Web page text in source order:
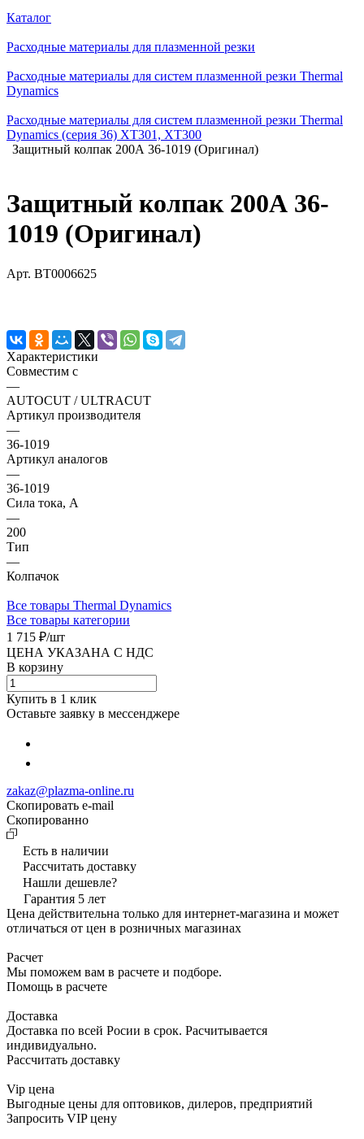
Каталог
Расходные материалы для плазменной резки
Расходные материалы для систем плазменной резки Thermal
Dynamics
Расходные материалы для систем плазменной резки Thermal
Dynamics (серия 36) XT301, XT300
Защитный колпак 200А 36-1019 (Оригинал)
Защитный колпак 200А 36-
1019 (Оригинал)
Арт. BT0006625
Характеристики
Совместим с
—
AUTOCUT / ULTRACUT
Артикул производителя
—
36-1019
Артикул аналогов
—
36-1019
Сила тока, А
—
200
Тип
—
Колпачок
Все товары Thermal Dynamics
Все товары категории
1 715 ₽/шт
ЦЕНА УКАЗАНА С НДС
В корзину
Купить в 1 клик
Оставьте заявку в мессенджере
zakaz@plazma-online.ru
Скопировать e-mail
Cкопированно
Есть в наличии
Рассчитать доставку
Нашли дешевле?
Гарантия 5 лет
Цена действительна только для интернет-магазина и может
отличаться от цен в розничных магазинах
Расчет
Мы поможем вам в расчете и подборе.
Помощь в расчете
Доставка
Доставка по всей Росии в срок. Расчитывается
индивидуально.
Рассчитать доставку
Vip цена
Выгодные цены для оптовиков, дилеров, предприятий
Запросить VIP цену